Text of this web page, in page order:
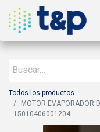
Todos los productos
MOTOR EVAPORADOR
15010406001204